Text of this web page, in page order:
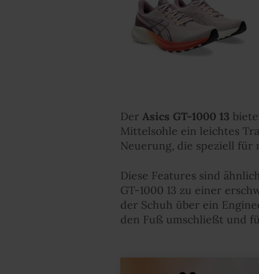
Der Asics GT-1000 13
Mittelsohle ein leichtes
Neuerung, die speziell
Diese Features sind
GT-1000 13 zu einer
der Schuh über ein
den Fuß umschließt und